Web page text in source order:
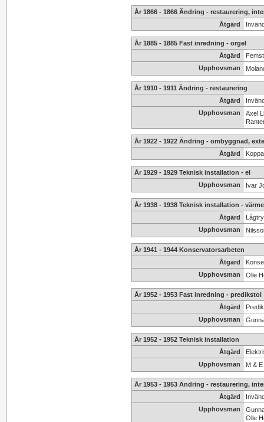
År 1866 - 1866 Ändring - restaurering,
Åtgärd
År 1885 - 1885 Fast inredning - orgel
Åtgärd
Upphovsman
År 1910 - 1911 Ändring - restaurering
Åtgärd
Upphovsman
Axel
År 1922 - 1922 Ändring - ombyggnad,
Åtgärd
År 1929 - 1929 Teknisk installation - el
Upphovsman
Ivar
År 1938 - 1938 Teknisk installation - värme
Åtgärd
Upphovsman
År 1941 - 1944 Konservatorsarbeten
Åtgärd
Upphovsman
Olle
År 1952 - 1953 Fast inredning - predikstol
Åtgärd
Upphovsman
År 1952 - 1952 Teknisk installation
Åtgärd
Upphovsman
M &
År 1953 - 1953 Ändring - restaurering,
Åtgärd
Upphovsman
Olle